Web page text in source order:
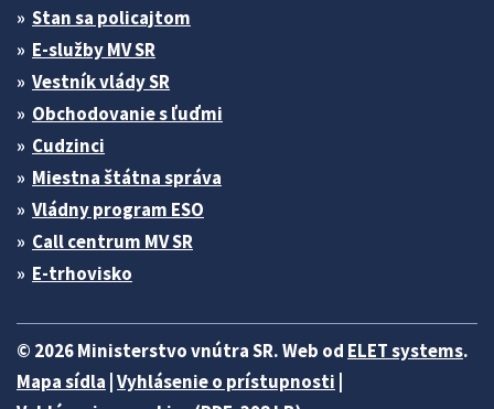
Stan sa policajtom
E-služby MV SR
Vestník vlády SR
Obchodovanie s ľuďmi
Cudzinci
Miestna štátna správa
Vládny program ESO
Call centrum MV SR
E-trhovisko
© 2026 Ministerstvo vnútra SR. Web od ELET systems.
Mapa sídla Vyhlásenie o prístupnosti